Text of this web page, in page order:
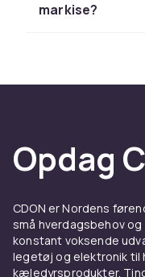
Manuelle
folder markisen
Køb
Hos CDON
Hillerstorpog
solsejl.
Markisens
markise?
Opdag
CDON er Nordens
små hverdagsbehov
konstant voksende
legetøj og elektronik til
kæledyrsprodukter.